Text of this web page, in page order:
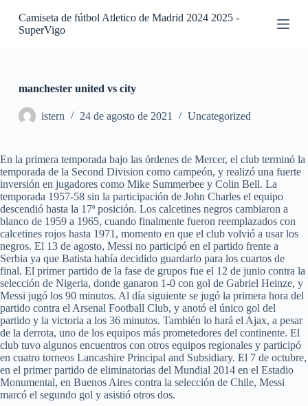
S
e
n
i
d
o
Camiseta de fútbol Atletico de Madrid 2024 2025 -
SuperVigo
manchester united vs city
istern 24 de agosto de 2021 Uncategorized
En la primera temporada bajo las órdenes de Mercer, el club terminó la
temporada de la Second Division como campeón, y realizó una fuerte
inversión en jugadores como Mike Summerbee y Colin Bell. La
temporada 1957-58 sin la participación de John Charles el equipo
descendió hasta la 17ª posición. Los calcetines negros cambiaron a
blanco de 1959 a 1965, cuando finalmente fueron reemplazados con
calcetines rojos hasta 1971, momento en que el club volvió a usar los
negros. El 13 de agosto, Messi no participó en el partido frente a
Serbia ya que Batista había decidido guardarlo para los cuartos de
final. El primer partido de la fase de grupos fue el 12 de junio contra la
selección de Nigeria, donde ganaron 1-0 con gol de Gabriel Heinze, y
Messi jugó los 90 minutos. Al día siguiente se jugó la primera hora del
partido contra el Arsenal Football Club, y anotó el único gol del
partido y la victoria a los 36 minutos. También lo hará el Ajax, a pesar
de la derrota, uno de los equipos más prometedores del continente. El
club tuvo algunos encuentros con otros equipos regionales y participó
en cuatro torneos Lancashire Principal and Subsidiary. El 7 de octubre,
en el primer partido de eliminatorias del Mundial 2014 en el Estadio
Monumental, en Buenos Aires contra la selección de Chile, Messi
marcó el segundo gol y asistió otros dos.